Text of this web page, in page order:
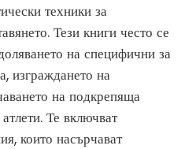
техники за
Тези книги често се
на специфични за
изграждането на
на подкрепяща
Те включват
които насърчават